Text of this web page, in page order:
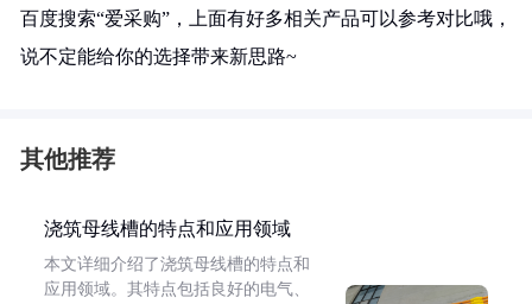
百度搜索“爱采购”，上面有好多相关产品可以参考对比哦，
说不定能给你的选择带来新思路~
其他推荐
浇筑母线槽的特点和应用领域
本文详细介绍了浇筑母线槽的特点和
应用领域。其特点包括良好的电气、